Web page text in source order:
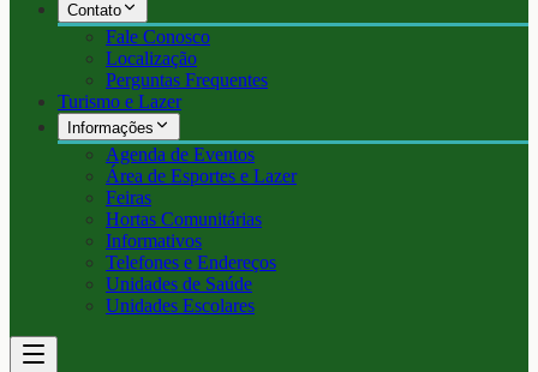
Contato
Fale Conosco
Localização
Perguntas Frequentes
Turismo e Lazer
Informações
Agenda de Eventos
Área de Esportes e Lazer
Feiras
Hortas Comunitárias
Informativos
Telefones e Endereços
Unidades de Saúde
Unidades Escolares